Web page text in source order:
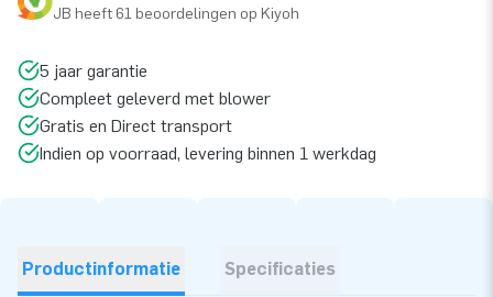
JB heeft 61 beoordelingen op Kiyoh
5 jaar garantie
Compleet geleverd met blower
Gratis en Direct transport
Indien op voorraad, levering binnen 1 werkdag
Productinformatie Specificaties